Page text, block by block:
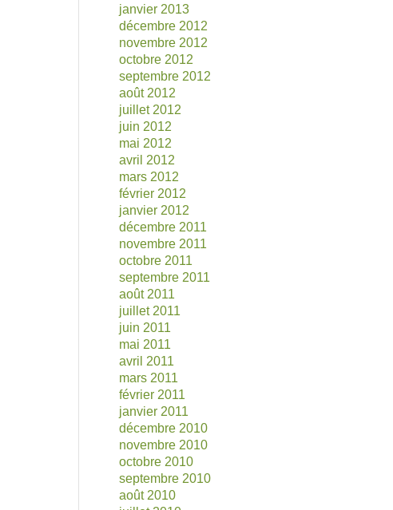
janvier 2013
décembre 2012
novembre 2012
octobre 2012
septembre 2012
août 2012
juillet 2012
juin 2012
mai 2012
avril 2012
mars 2012
février 2012
janvier 2012
décembre 2011
novembre 2011
octobre 2011
septembre 2011
août 2011
juillet 2011
juin 2011
mai 2011
avril 2011
mars 2011
février 2011
janvier 2011
décembre 2010
novembre 2010
octobre 2010
septembre 2010
août 2010